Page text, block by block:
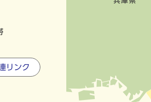
リンク